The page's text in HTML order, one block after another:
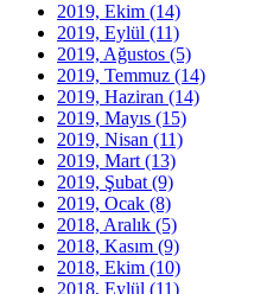
2019, Ekim (14)
2019, Eylül (11)
2019, Ağustos (5)
2019, Temmuz (14)
2019, Haziran (14)
2019, Mayıs (15)
2019, Nisan (11)
2019, Mart (13)
2019, Şubat (9)
2019, Ocak (8)
2018, Aralık (5)
2018, Kasım (9)
2018, Ekim (10)
2018, Eylül (11)